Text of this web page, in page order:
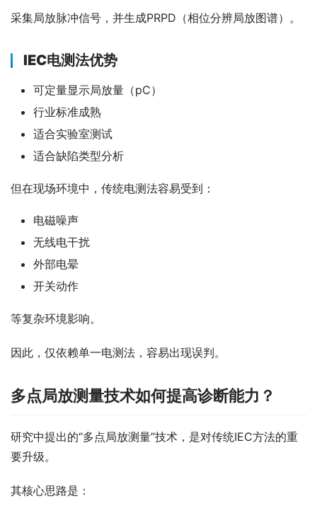
采集局放脉冲信号，并生成PRPD（相位分辨局放图谱）。
IEC电测法优势
可定量显示局放量（pC）
行业标准成熟
适合实验室测试
适合缺陷类型分析
但在现场环境中，传统电测法容易受到：
电磁噪声
无线电干扰
外部电晕
开关动作
等复杂环境影响。
因此，仅依赖单一电测法，容易出现误判。
多点局放测量技术如何提高诊断能力？
研究中提出的“多点局放测量”技术，是对传统IEC方法的重
要升级。
其核心思路是：